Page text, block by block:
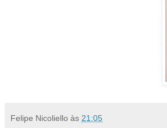
Felipe Nicoliello às 21:05